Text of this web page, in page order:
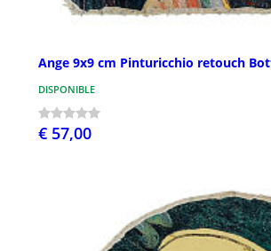
Ange 9x9 cm Pinturicchio retouch
DISPONIBLE
€ 57,00